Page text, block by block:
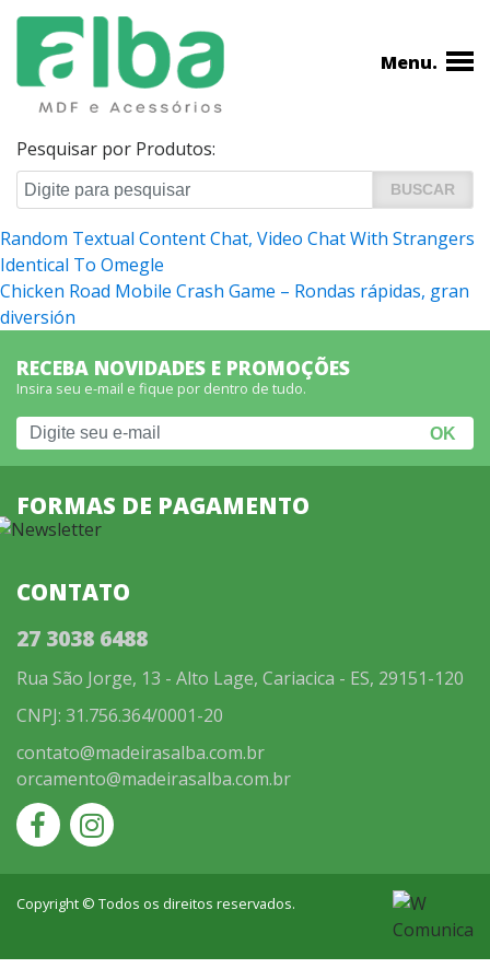
Pesquisar por Produtos:
Menu.
Navegação
de
Post
Random Textual Content Chat, Video Chat With Strangers
Identical To Omegle
Chicken Road Mobile Crash Game – Rondas rápidas, gran
diversión
RECEBA NOVIDADES E PROMOÇÕES
Insira seu e-mail e fique por dentro de tudo.
FORMAS DE PAGAMENTO
CONTATO
27 3038 6488
Rua São Jorge, 13 - Alto Lage, Cariacica - ES, 29151-120
CNPJ: 31.756.364/0001-20
contato@madeirasalba.com.br
orcamento@madeirasalba.com.br
Copyright © Todos os direitos reservados.